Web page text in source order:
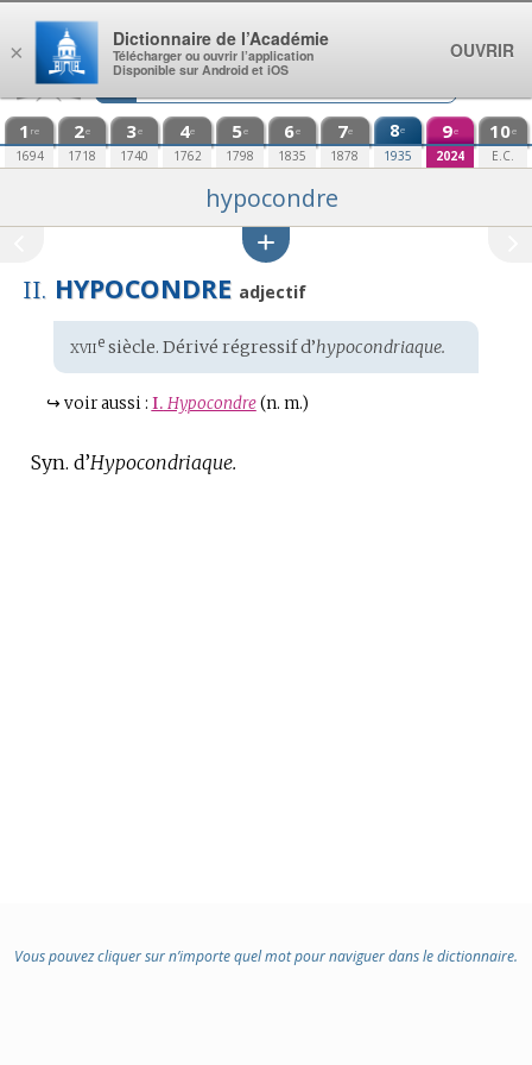
Aller au contenu
1 re
1694
2e
1718
3e
1740
4e
1762
5e
1798
6e
1835
7e
1878
8e
1935
9e
2024
10e
E.C.
hypocondre
II. HYPOCONDRE adjectif
Étymologie
:
xviiesiècle. Dérivé régressif d’hypocondriaque.
↪ voir aussi : I. Hypocondre (n. m.)
Syn. d’Hypocondriaque.
Vous pouvez cliquer sur n’importe quel mot pour naviguer dans le dictionnaire.
×
Dictionnaire de l’Académie
Télécharger ou ouvrir l’application
Disponible sur Android et iOS
OUVRIR